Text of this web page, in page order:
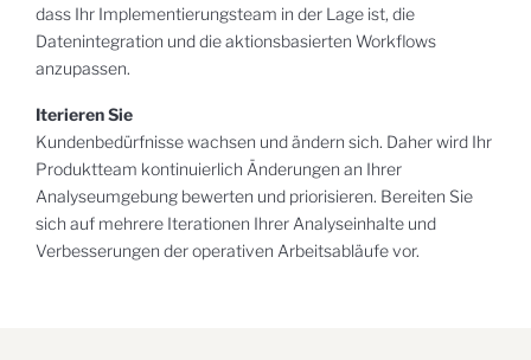
dass Ihr Implementierungsteam in der Lage ist, die
Datenintegration und die aktionsbasierten Workflows
anzupassen.
Iterieren Sie
Kundenbedürfnisse wachsen und ändern sich. Daher wird Ihr
Produktteam kontinuierlich Änderungen an Ihrer
Analyseumgebung bewerten und priorisieren. Bereiten Sie
sich auf mehrere Iterationen Ihrer Analyseinhalte und
Verbesserungen der operativen Arbeitsabläufe vor.